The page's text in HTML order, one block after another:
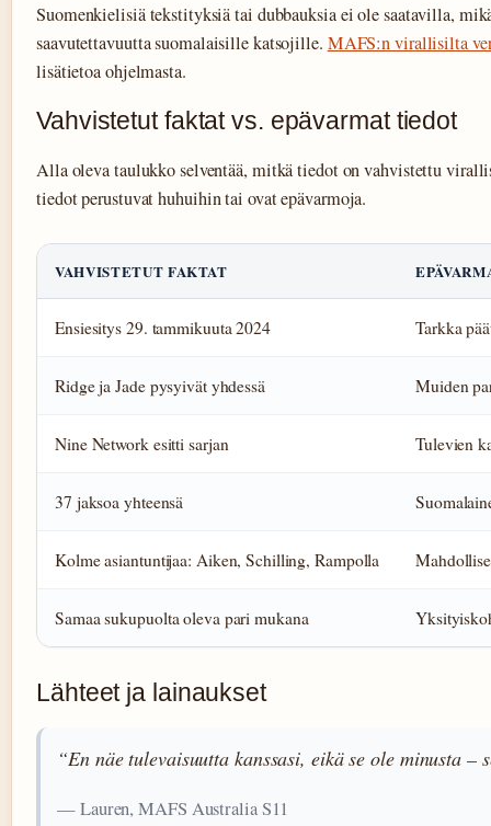
Suomenkielisiä tekstityksiä tai dubbauksia ei ole saatavilla,
saavutettavuutta suomalaisille katsojille. MAFS:n virallisilta
lisätietoa ohjelmasta.
Vahvistetut faktat vs. epävarmat tiedot
Alla oleva taulukko selventää, mitkä tiedot on vahvistettu
tiedot perustuvat huhuihin tai ovat epävarmoja.
VAHVISTETUT FAKTAT
Ensiesitys 29. tammikuuta 2024 Tarkka
Ridge ja Jade pysyivät yhdessä Muiden
Nine Network esitti sarjan Tulevien
37 jaksoa yhteensä
Kolme asiantuntijaa: Aiken, Schilling, Rampolla
Samaa sukupuolta oleva pari mukana
Lähteet ja lainaukset
“En näe tulevaisuutta kanssasi, eikä se ole minusta –
— Lauren, MAFS Australia S11